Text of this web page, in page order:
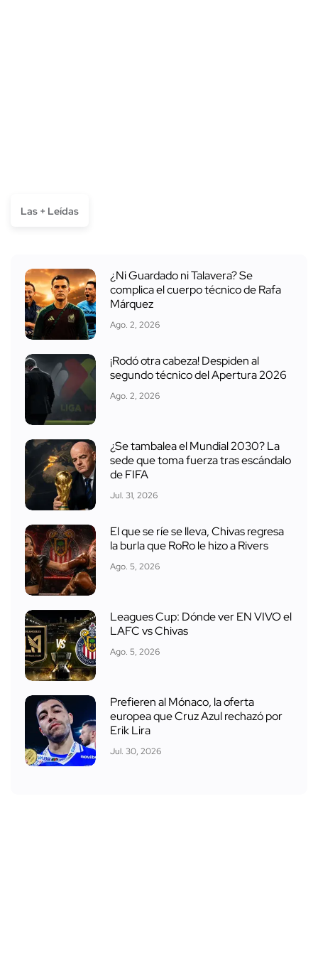
Las + Leídas
¿Ni Guardado ni Talavera? Se
complica el cuerpo técnico de Rafa
Márquez
Ago. 2, 2026
¡Rodó otra cabeza! Despiden al
segundo técnico del Apertura 2026
Ago. 2, 2026
¿Se tambalea el Mundial 2030? La
sede que toma fuerza tras escándalo
de FIFA
Jul. 31, 2026
El que se ríe se lleva, Chivas regresa
la burla que RoRo le hizo a Rivers
Ago. 5, 2026
Leagues Cup: Dónde ver EN VIVO el
LAFC vs Chivas
Ago. 5, 2026
Prefieren al Mónaco, la oferta
europea que Cruz Azul rechazó por
Erik Lira
Jul. 30, 2026